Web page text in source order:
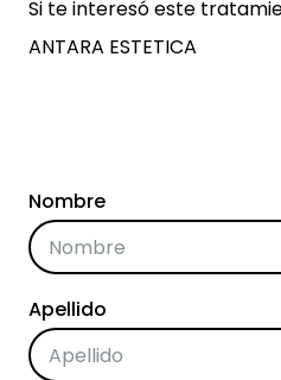
Si te interesó este
ANTARA ESTETICA
Nombre
Apellido